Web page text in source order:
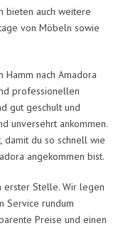
bieten auch weitere
von Möbeln sowie
nach Amadora
professionellen
gut geschult und
unversehrt ankommen.
du so schnell wie
angekommen bist.
erster Stelle. Wir legen
Service rundum
Preise und einen